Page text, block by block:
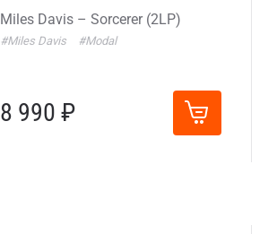
Miles Davis – Sorcerer (2LP)
#Miles Davis #Modal
8 990 ₽